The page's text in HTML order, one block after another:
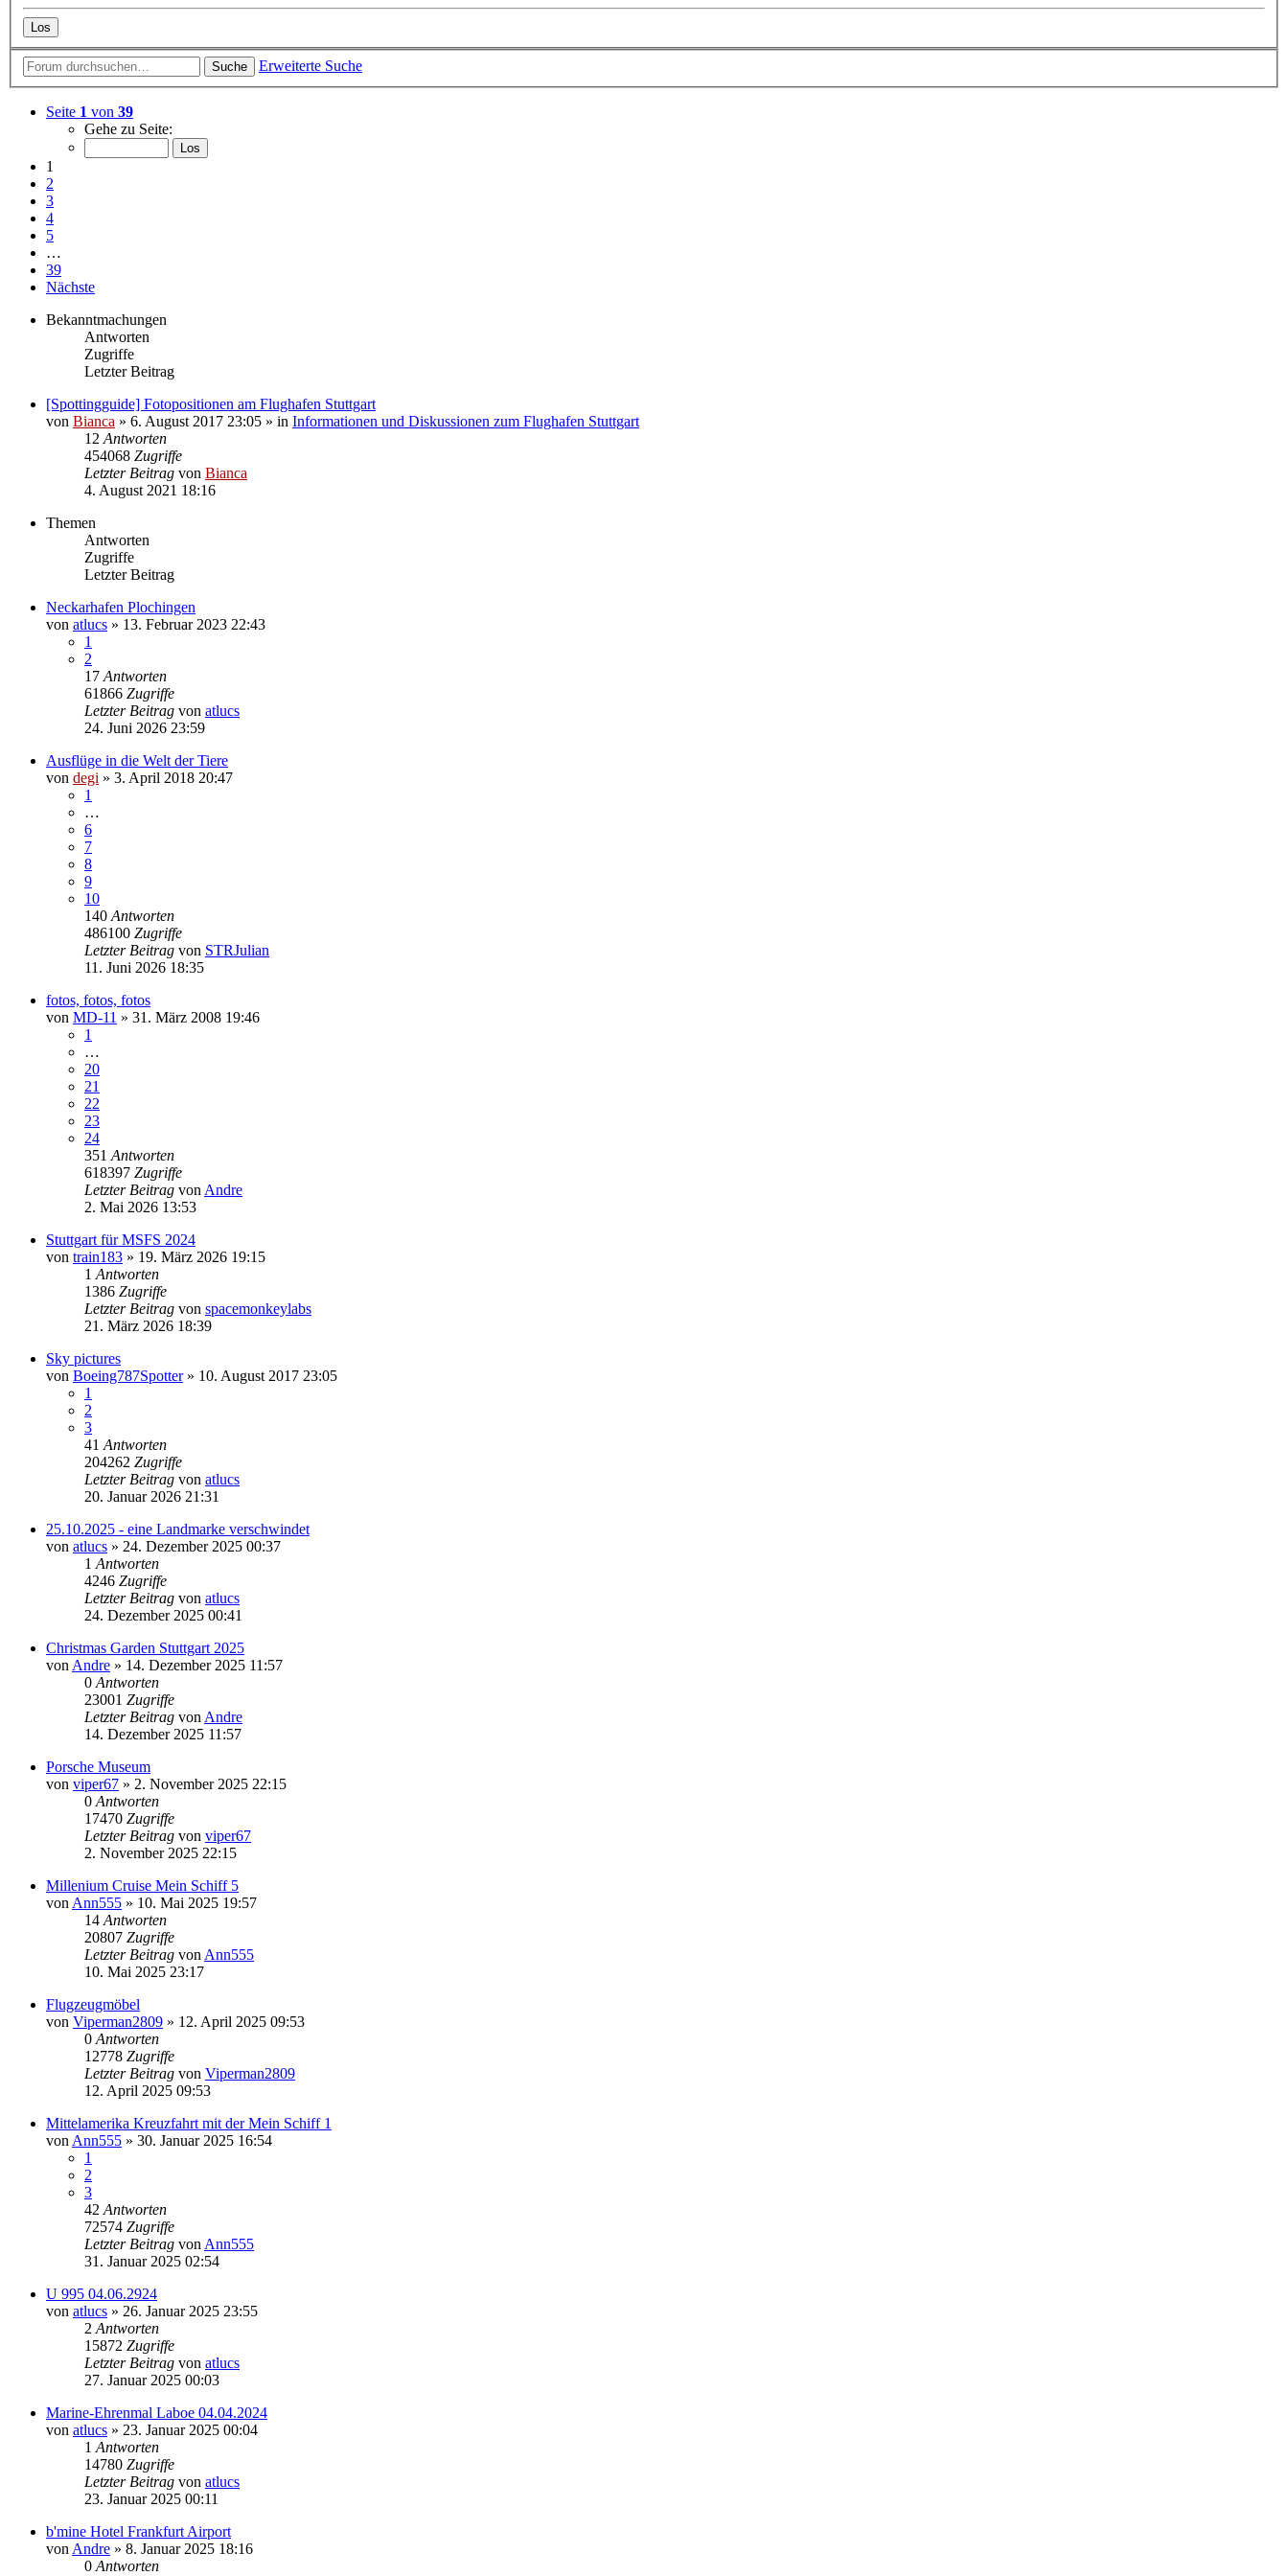
Suche Erweiterte Suche
Seite 1 von 39
Gehe zu Seite:
1
2
3
4
5
…
39
Nächste
Bekanntmachungen
Antworten
Zugriffe
Letzter Beitrag
[Spottingguide] Fotopositionen am Flughafen Stuttgart
von Bianca » 6. August 2017 23:05 » in Informationen und Diskussionen zum Flughafen Stuttgart
12 Antworten
454068 Zugriffe
Letzter Beitrag von Bianca
4. August 2021 18:16
Themen
Antworten
Zugriffe
Letzter Beitrag
Neckarhafen Plochingen
von atlucs » 13. Februar 2023 22:43
1
2
17 Antworten
61866 Zugriffe
Letzter Beitrag von atlucs
24. Juni 2026 23:59
Ausflüge in die Welt der Tiere
von degi » 3. April 2018 20:47
1
…
6
7
8
9
10
140 Antworten
486100 Zugriffe
Letzter Beitrag von STRJulian
11. Juni 2026 18:35
fotos, fotos, fotos
von MD-11 » 31. März 2008 19:46
1
…
20
21
22
23
24
351 Antworten
618397 Zugriffe
Letzter Beitrag von Andre
2. Mai 2026 13:53
Stuttgart für MSFS 2024
von train183 » 19. März 2026 19:15
1 Antworten
1386 Zugriffe
Letzter Beitrag von spacemonkeylabs
21. März 2026 18:39
Sky pictures
von Boeing787Spotter» 10. August 2017 23:05
1
2
3
41 Antworten
204262 Zugriffe
Letzter Beitrag von atlucs
20. Januar 2026 21:31
25.10.2025 - eine Landmarke verschwindet
von atlucs » 24. Dezember 2025 00:37
1 Antworten
4246 Zugriffe
Letzter Beitrag von atlucs
24. Dezember 2025 00:41
Christmas Garden Stuttgart 2025
von Andre » 14. Dezember 2025 11:57
0 Antworten
23001 Zugriffe
Letzter Beitrag von Andre
14. Dezember 2025 11:57
Porsche Museum
von viper67 » 2. November 2025 22:15
0 Antworten
17470 Zugriffe
Letzter Beitrag von viper67
2. November 2025 22:15
Millenium Cruise Mein Schiff 5
von Ann555 » 10. Mai 2025 19:57
14 Antworten
20807 Zugriffe
Letzter Beitrag von Ann555
10. Mai 2025 23:17
Flugzeugmöbel
von Viperman2809 » 12. April 2025 09:53
0 Antworten
12778 Zugriffe
Letzter Beitrag von Viperman2809
12. April 2025 09:53
Mittelamerika Kreuzfahrt mit der Mein Schiff 1
von Ann555 » 30. Januar 2025 16:54
1
2
3
42 Antworten
72574 Zugriffe
Letzter Beitrag von Ann555
31. Januar 2025 02:54
U 995 04.06.2924
von atlucs » 26. Januar 2025 23:55
2 Antworten
15872 Zugriffe
Letzter Beitrag von atlucs
27. Januar 2025 00:03
Marine-Ehrenmal Laboe 04.04.2024
von atlucs » 23. Januar 2025 00:04
1 Antworten
14780 Zugriffe
Letzter Beitrag von atlucs
23. Januar 2025 00:11
b'mine Hotel Frankfurt Airport
von Andre » 8. Januar 2025 18:16
0 Antworten